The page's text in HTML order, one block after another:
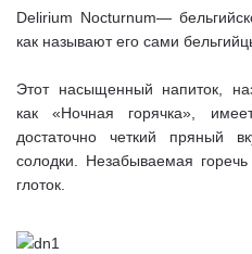
Delirium Nocturnum—
как называют его сами
Этот насыщенный напиток,
как «Ночная горячка»,
достаточно четкий пряный
солодки. Незабываемая
глоток.